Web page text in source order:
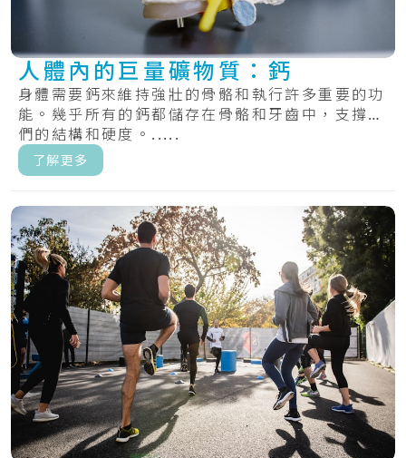
人體內的巨量礦物質：鈣
身體需要鈣來維持強壯的骨骼和執行許多重要的功
能。幾乎所有的鈣都儲存在骨骼和牙齒中，支撐它
們的結構和硬度。.....
了解更多